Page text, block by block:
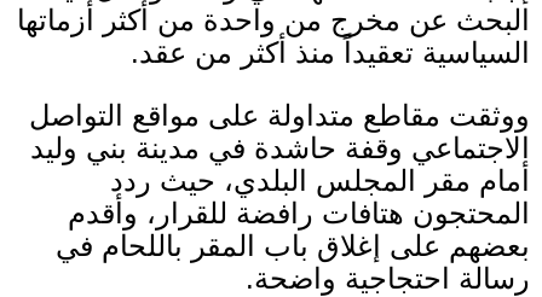
البحث عن مخرج من واحدة من أكثر أزماتها
السياسية تعقيداً منذ أكثر من عقد.
ووثقت مقاطع متداولة على مواقع التواصل
الاجتماعي وقفة حاشدة في مدينة بني وليد
أمام مقر المجلس البلدي، حيث ردد
المحتجون هتافات رافضة للقرار، وأقدم
بعضهم على إغلاق باب المقر باللحام في
رسالة احتجاجية واضحة.